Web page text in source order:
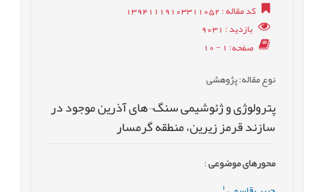
کد مقاله: 13941119103311052
بازدید: 9031
صفحه: 1 - 10
نوع مقاله: پژوهشی
پترولوژی و ژئوشیمی سنگ¬های آذرین موجود در
سازند قرمز زیرین، منطقه گرمسار
محورهای موضوعی: